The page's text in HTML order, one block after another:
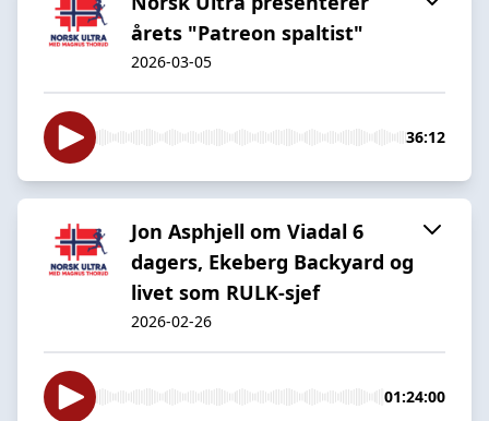
årets "Patreon spaltist"
2026-03-05
36:12
Jon Asphjell om Viadal 6
dagers, Ekeberg Backyard og
livet som RULK-sjef
2026-02-26
01:24:00